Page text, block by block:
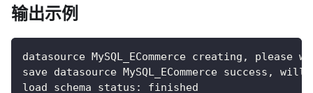
输出示例
datasource MySQL_ECommerce creating ,
please
save datasource MySQL_ECommerce success ,
will
load schema status : finished